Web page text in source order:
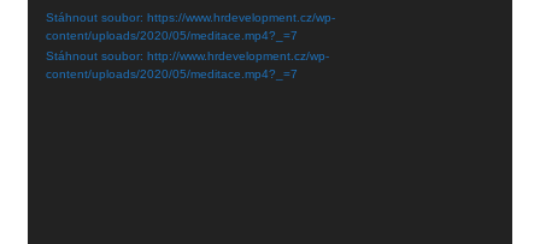
Stáhnout soubor: https://www.hrdevelopment.cz/wp-
content/uploads/2020/05/meditace.mp4?_=7
Stáhnout soubor: http://www.hrdevelopment.cz/wp-
content/uploads/2020/05/meditace.mp4?_=7